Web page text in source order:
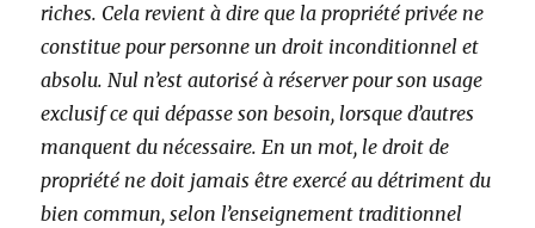
riches. Cela revient à dire que la propriété privée ne
constitue pour personne un droit inconditionnel et
absolu. Nul n’est autorisé à réserver pour son usage
exclusif ce qui dépasse son besoin, lorsque d’autres
manquent du nécessaire. En un mot, le droit de
propriété ne doit jamais être exercé au détriment du
bien commun, selon l’enseignement traditionnel